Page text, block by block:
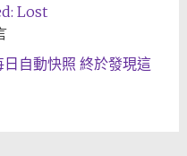
Lost
自動快照 終於發現這